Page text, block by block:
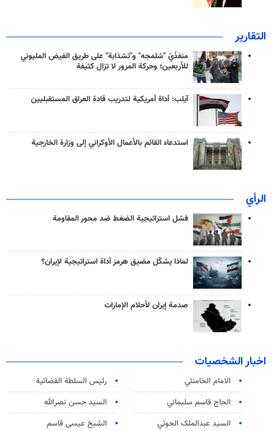
التقارير
منفذَيّ "شلمجه" و"تشذابة" على طريق الفيض المليوني
للأربعين؛ وحركة المرور لا تزال كثيفة
آيلب: أداة أمريكية لتدريب قادة العراق المستقبليين
استدعاء القائم بالأعمال الأوكراني إلى وزارة الخارجية
الرأي
فشل استراتيجية الضغط ضد محور المقاومة
لماذا يشكّل مضيق هرمز أداة استراتيجية لإيران؟
صدمة إيران لأحلام الإمارات
اخبار الشخصيات
الامام الخامنئي
رئیس السلطة القضائیة
الحاج قاسم سليماني
السيد حسن نصرالله
السید عبدالملک الحوثي
الشيخ عيسى قاسم